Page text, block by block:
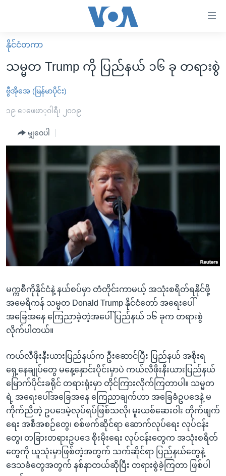
လွယ်ကူ
စေ
သည့်
Link
များ
အကြောင်းအရာ
ကျော်
ကြည့်
ရန်
ပင်မ
အ
ညွန်း
စာမျက်နှာ
ကြည့်
ရှာဖွေ
ကျော်
ရန်
မူလစာမျက်နှာ
မြန်မာ
ကမ္ဘာ့သတင်းများ
နိုင်ငံတကာ
တရုတ်
အစ္စရေး-ပါလက်စတိုင်း
ဗွီဒီယို
ရပ်ဝန်းတခု လမ်းတခု အလွန်
အင်္ဂလိပ်စာလေ့လာမယ်
သုတပဒေသာ အင်္ဂလိပ်စာ
အပတ်စဉ်ကဏ္ဍများ
ရေဒီယိုနှင့်ရုပ်သံ အချက်အလက်များ
ရေဒီယို/တီဗွီအစီအစဉ်
Learning English
ဘာသာစကားများ
နိုင်ငံတကာ
သမ္မတ Trump ကို ပြည်နယ် ၁၆ ခု တရားစွဲ
ဗွီအိုအေ (မြန်မာပိုင်း)
၁၉ ေဖေဖာ္၀ါရီ၊ ၂၀၁၉
မျှဝေပါ
မက္ကစီကိုနိုင်ငံနဲ့ နယ်စပ်မှာ တံတိုင်းကာမယ့် အသုံးစရိတ်ရနိုင်ဖို့
အမေရိကန် သမ္မတ Donald Trump နိုင်ငံတော် အရေးပေါ်
အခြေအနေ ကြေညာခဲ့တဲ့အပေါ် ပြည်နယ် ၁၆ ခုက တရားစွဲ
လိုက်ပါတယ်။
ကယ်လီဖိုးနီးယားပြည်နယ်က ဦးဆောင်ပြီး ပြည်နယ် အစိုးရ
ရှေ့နေချုပ်တွေ မနေ့နှောင်းပိုင်းမှာပဲ ကယ်လီဖိုးနီးယားပြည်နယ်
မြောက်ပိုင်းခရိုင် တရားရုံးမှာ တိုင်ကြားလိုက်ကြတာပါ။ သမ္မတ
ရဲ့ အရေးပေါ်အခြေအနေ ကြေညာချက်ဟာ အခြေခံဥပဒေနဲ့ မ
ကိုက်ညီတဲ့ ဥပဒေမဲ့လုပ်ရပ်ဖြစ်သလို၊ မူးယစ်ဆေးဝါး တိုက်ဖျက်
ရေး အစီအစဉ်တွေ၊ စစ်ဖက်ဆိုင်ရာ ဆောက်လုပ်ရေး လုပ်ငန်း
တွေ၊ တခြားတရားဥပဒေ စိုးမိုးရေး လုပ်ငန်းတွေက အသုံးစရိတ်
တွေကို ယူသုံးမှာဖြစ်တဲ့အတွက် သက်ဆိုင်ရာ ပြည်နယ်တွေနဲ့
ဒေသခံတွေအတွက် နစ်နာတယ်ဆိုပြီး တရားစွဲခဲ့ကြတာ ဖြစ်ပါ